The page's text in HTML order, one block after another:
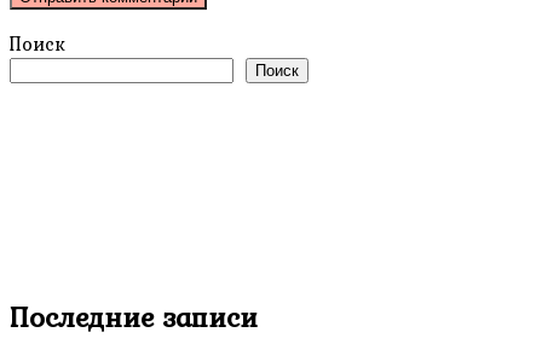
Поиск
Поиск
Последние записи